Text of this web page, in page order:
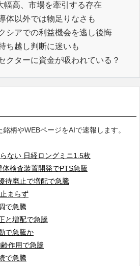
幅高、市場を牽引する存在
体以外では物足りなさも
シアでの利益機会を逃し後悔
ち越し判断に迷いも
クターに資金が吸われている？
柄やWEBページをAIで速報します。
ない 日経ロングミニ1.5枚
検査装置開発でPTS急騰
待廃止で増配で急騰
まらず
で急騰
と増配で急騰
で急騰か
作用で急騰
で急騰